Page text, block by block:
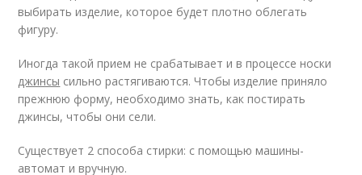
выбирать изделие, которое будет плотно облегать
фигуру.
Иногда такой прием не срабатывает и в процессе носки
джинсы сильно растягиваются. Чтобы изделие приняло
прежнюю форму, необходимо знать, как постирать
джинсы, чтобы они сели.
Существует 2 способа стирки: с помощью машины-
автомат и вручную.